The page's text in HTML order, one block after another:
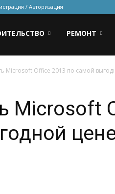
/ Авторизация
РЕМОНТ
Microsoft Office 2013 по самой
Microsoft